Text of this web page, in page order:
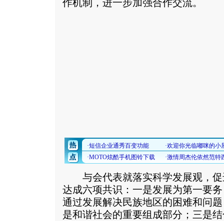
作机制，进一步加强合作交流。
与会代表就落实科学发展观，促
达成六项共识：一是发展为第一要
通过发展解决民族地区的困难和问
是和谐社会的重要组成部分；三是